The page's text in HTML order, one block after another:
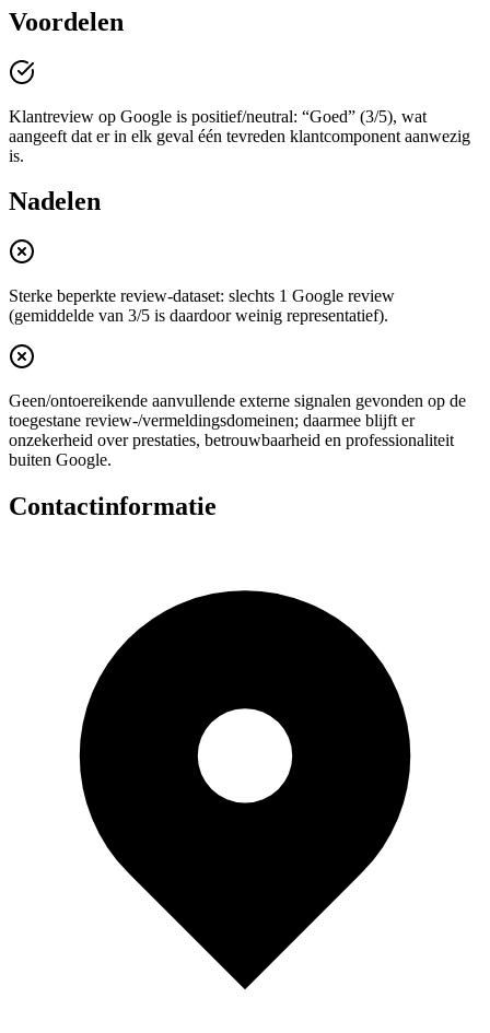
Voordelen
Klantreview op Google is positief/neutral: “Goed” (3/5), wat
aangeeft dat er in elk geval één tevreden klantcomponent aanwezig
is.
Nadelen
Sterke beperkte review-dataset: slechts 1 Google review
(gemiddelde van 3/5 is daardoor weinig representatief).
Geen/ontoereikende aanvullende externe signalen gevonden op de
toegestane review-/vermeldingsdomeinen; daarmee blijft er
onzekerheid over prestaties, betrouwbaarheid en professionaliteit
buiten Google.
Contactinformatie